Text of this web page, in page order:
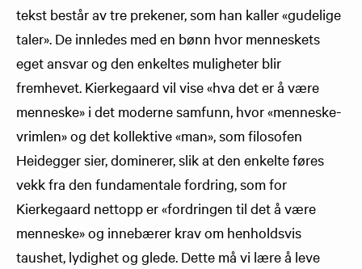
tekst består av tre prekener, som han kaller «gudelige
taler». De innledes med en bønn hvor menneskets
eget ansvar og den enkeltes muligheter blir
fremhevet. Kierkegaard vil vise «hva det er å være
menneske» i det moderne samfunn, hvor «menneske-
vrimlen» og det kollektive «man», som filosofen
Heidegger sier, dominerer, slik at den enkelte føres
vekk fra den fundamentale fordring, som for
Kierkegaard nettopp er «fordringen til det å være
menneske» og innebærer krav om henholdsvis
taushet, lydighet og glede. Dette må vi lære å leve